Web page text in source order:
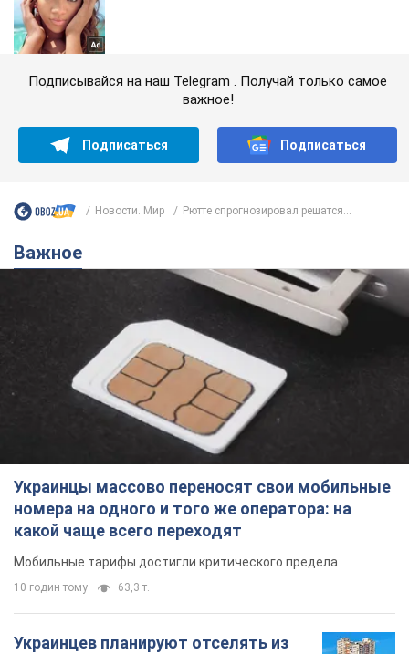
Подписывайся на наш Telegram . Получай только самое
важное!
Подписаться Подписаться
Новости. Мир Рютте спрогнозировал решатся...
Важное
Украинцы массово переносят свои мобильные
номера на одного и того же оператора: на
какой чаще всего переходят
Мобильные тарифы достигли критического предела
10 годин тому 63,3 т.
Украинцев планируют отселять из